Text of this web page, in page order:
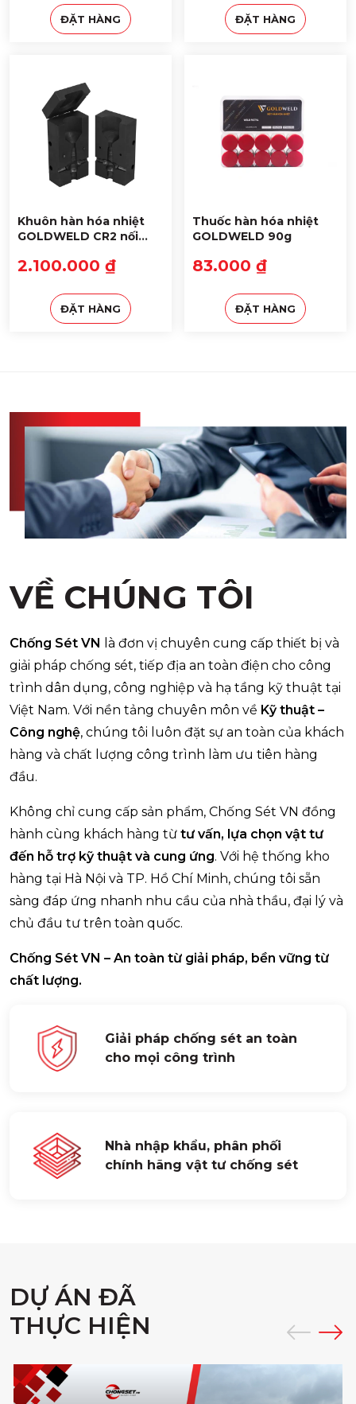
ĐẶT HÀNG ĐẶT HÀNG
Khuôn hàn hóa nhiệt
GOLDWELD CR2 nối
2.100.000 ₫
ĐẶT HÀNG
Thuốc hàn hóa nhiệt
GOLDWELD 90g
83.000 ₫
ĐẶT HÀNG
VỀ CHÚNG TÔI
Chống Sét VN là đơn vị chuyên cung cấp thiết bị và
giải pháp chống sét, tiếp địa an toàn điện cho công
trình dân dụng, công nghiệp và hạ tầng kỹ thuật tại
Việt Nam. Với nền tảng chuyên môn về Kỹ thuật –
Công nghệ, chúng tôi luôn đặt sự an toàn của khách
hàng và chất lượng công trình làm ưu tiên hàng
đầu.
Không chỉ cung cấp sản phẩm, Chống Sét VN đồng
hành cùng khách hàng từ tư vấn, lựa chọn vật tư
đến hỗ trợ kỹ thuật và cung ứng. Với hệ thống kho
hàng tại Hà Nội và TP. Hồ Chí Minh, chúng tôi sẵn
sàng đáp ứng nhanh nhu cầu của nhà thầu, đại lý và
chủ đầu tư trên toàn quốc.
Chống Sét VN – An toàn từ giải pháp, bền vững từ
chất lượng.
Giải pháp chống sét an toàn
cho mọi công trình
Nhà nhập khẩu, phân phối
chính hãng vật tư chống sét
DỰ ÁN ĐÃ
THỰC HIỆN